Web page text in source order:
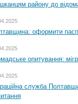
району до
оформити
опитування:
служба